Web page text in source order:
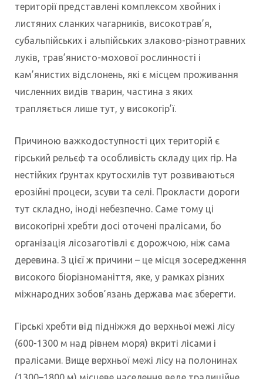
території представлені комплексом хвойних і
листяних сланких чагарників, високотрав’я,
субальпійських і альпійських злаково-різнотравних
луків, трав’янисто-мохової рослинності і
кам’янистих відслонень, які є місцем проживання
численних видів тварин, частина з яких
трапляється лише тут, у високогір’ї.
Причиною важкодоступності цих територій є
гірський рельєф та особливість складу цих гір. На
нестійких ґрунтах крутосхилів тут розвиваються
ерозійні процеси, зсуви та селі. Прокласти дороги
тут складно, іноді небезпечно. Саме тому ці
високогірні хребти досі оточені пралісами, бо
організація лісозаготівлі є дорожчою, ніж сама
деревина. З цієї ж причини – це місця зосередження
високого біорізноманіття, яке, у рамках різних
міжнародних зобов’язань держава має зберегти.
Гірські хребти від підніжжя до верхньої межі лісу
(600-1300 м над рівнем моря) вкриті лісами і
пралісами. Вище верхньої межі лісу на полонинах